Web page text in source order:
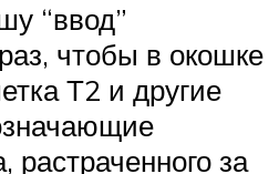
“ввод”
чтобы в окошке
Т2 и другие
растраченного за